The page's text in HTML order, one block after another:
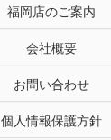
福岡店のご案内
会社概要
お問い合わせ
個人情報保護方針